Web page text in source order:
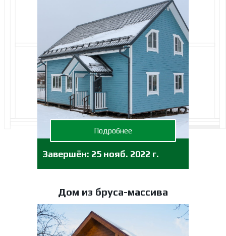
Завершён: 25 нояб. 2022 г.
Подробнее
Дом из бруса-массива